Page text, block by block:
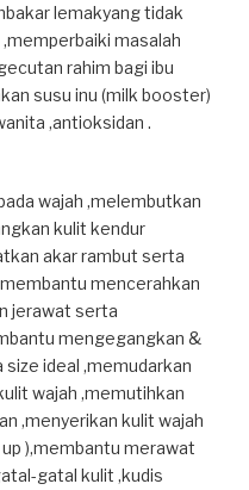
lemakyang tidak
masalah
rahim bagi ibu
susu inu (milk booster)
,antioksidan .
wajah ,melembutkan
kulit kendur
akar rambut serta
mencerahkan
jerawat serta
mengegangkan &
ideal ,memudarkan
wajah ,memutihkan
,menyerikan kulit wajah
),membantu merawat
gatal kulit ,kudis